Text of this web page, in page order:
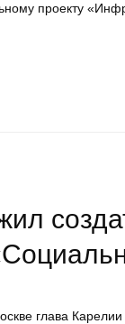
проекту
глава